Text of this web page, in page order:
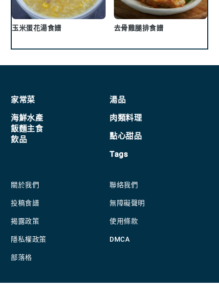
玉米蛋花湯食譜 去骨雞腿排食譜
家常菜
海鮮水產
飯麵主食
飲品
湯品
肉類料理
點心甜品
Tags
關於我們
投稿食譜
揭露政策
隱私權政策
部落格
聯絡我們
無障礙聲明
使用條款
DMCA